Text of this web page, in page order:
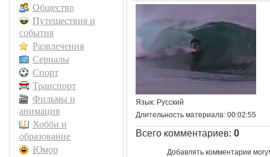
Общество
Путешествия и
события
Развлечения
Сериалы
Спорт
Транспорт
Фильмы и
анимация
Хобби и
образование
Юмор
Язык: Русский
Длительность материала: 00:02:55
Всего комментариев: 0
Добавлять комментарии